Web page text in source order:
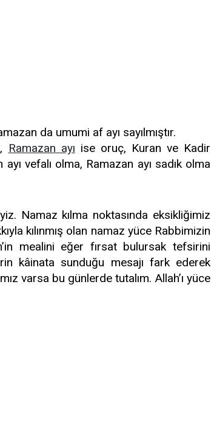
da umumi af ayı sayılmıştır.
Ramazan ayı ise oruç, Kuran ve Kadir
ayı vefalı olma, Ramazan ayı sadık olma
Namaz kılma noktasında eksikliğimiz
kılınmış olan namaz yüce Rabbimizin
mealini eğer fırsat bulursak tefsirini
kâinata sunduğu mesajı fark ederek
varsa bu günlerde tutalım. Allah’ı yüce